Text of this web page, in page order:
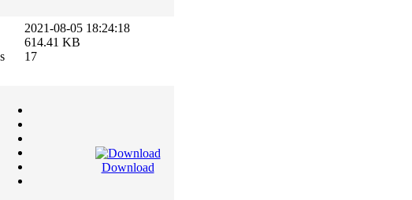
2021-08-05 18:24:18
614.41 KB
17
Download